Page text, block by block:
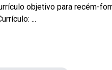
objetivo para recém-
...